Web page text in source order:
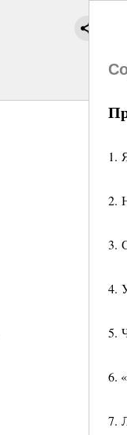
1.
2.
3.
4.
5.
6.
7.